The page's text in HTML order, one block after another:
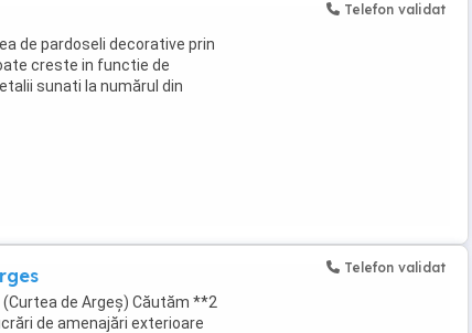
de pardoseli decorative prin
creste in functie de
sunati la numărul din
Telefon validat
de Argeș) Căutăm **2
de amenajări exterioare
Telefon validat